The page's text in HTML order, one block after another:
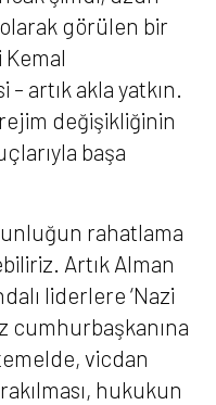
görülen bir
artık akla yatkın.
değişikliğinin
başa
rahatlama
Artık Alman
liderlere ‘Nazi
cumhurbaşkanına
vicdan
hukukun